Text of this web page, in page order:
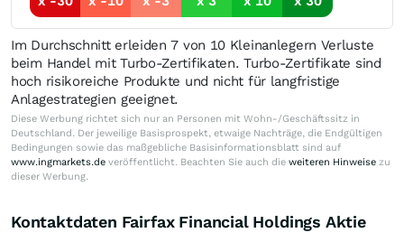
Im Durchschnitt erleiden 7 von 10 Kleinanlegern Verluste
beim Handel mit Turbo-Zertifikaten. Turbo-Zertifikate sind
hoch risikoreiche Produkte und nicht für langfristige
Anlagestrategien geeignet.
Diese Werbung richtet sich nur an Personen mit Wohn-/Geschäftssitz in
Deutschland. Der jeweilige Basisprospekt, etwaige Nachträge, die Endgültigen
Bedingungen sowie das maßgebliche Basisinformationsblatt sind auf
www.ingmarkets.de veröffentlicht. Beachten Sie auch die weiteren Hinweise zu
dieser Werbung.
Kontaktdaten Fairfax Financial Holdings Aktie